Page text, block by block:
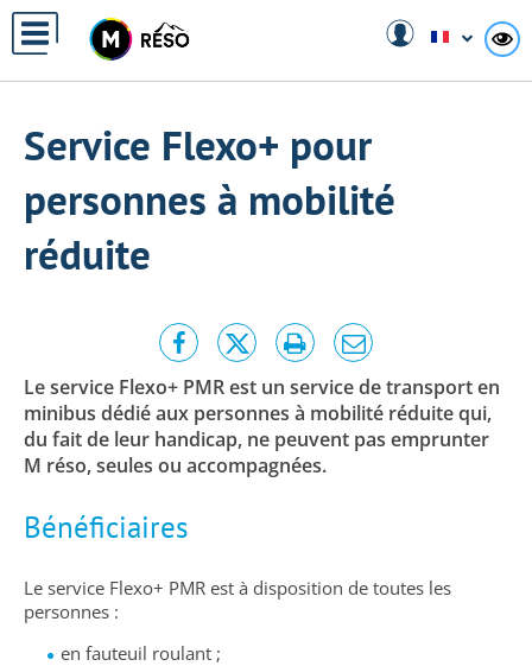
Service Flexo+ pour
personnes à mobilité
réduite
Partager
cette
page
sur
Facebook
Partager
cette
page
sur
Twitter
Lancer
l'impression
Partager
cette
page
par
e-
Le service Flexo+ PMR est un service de transport en
minibus dédié aux personnes à mobilité réduite qui,
du fait de leur handicap, ne peuvent pas emprunter
M réso, seules ou accompagnées.
Bénéficiaires
Le service Flexo+ PMR est à disposition de toutes les
personnes :
en fauteuil roulant ;
Panneau de gestion des cookies